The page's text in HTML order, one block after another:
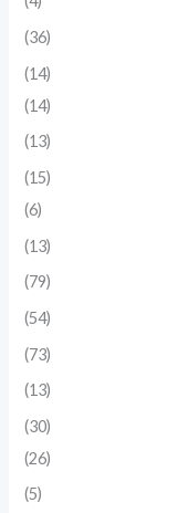
(36)
(14)
(14)
(13)
(15)
(6)
(13)
(79)
(54)
(73)
(13)
(30)
(26)
(5)